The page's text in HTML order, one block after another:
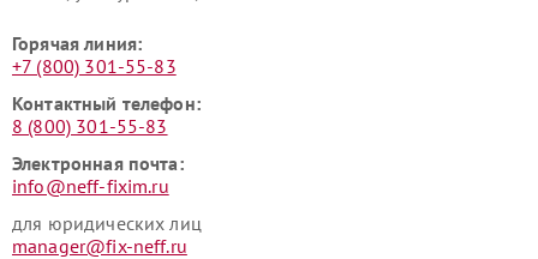
Горячая линия:
+7 (800) 301-55-83
Контактный телефон:
8 (800) 301-55-83
Электронная почта:
info@neff-fixim.ru
для юридических лиц
manager@fix-neff.ru